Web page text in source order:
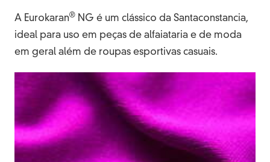
A Eurokaran® NG é um clássico da Santaconstancia,
ideal para uso em peças de alfaiataria e de moda
em geral além de roupas esportivas casuais.